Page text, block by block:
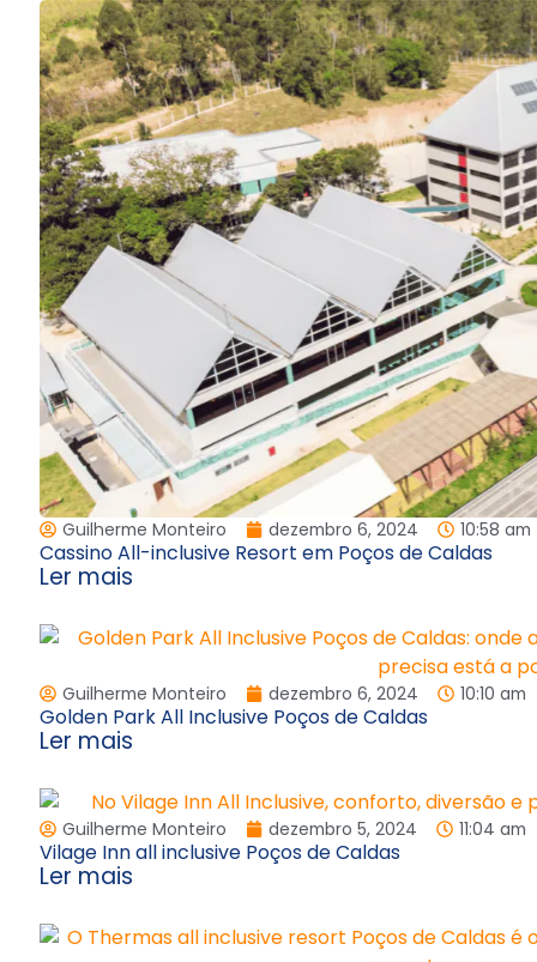
Guilherme Monteiro dezembro 6, 2024 10:58 am
Cassino All-inclusive Resort em Poços de Caldas
Ler mais
Guilherme Monteiro dezembro 6, 2024 10:10 am
Golden Park All Inclusive Poços de Caldas
Ler mais
Guilherme Monteiro dezembro 5, 2024 11:04 am
Vilage Inn all inclusive Poços de Caldas
Ler mais